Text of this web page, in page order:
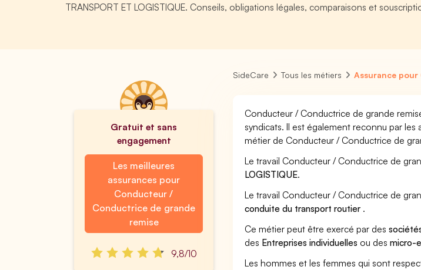
TRANSPORT ET LOGISTIQUE. Conseils, obligations légales, comparaisons et
Gratuit et sans
engagement
Les meilleures
assurances pour
Conducteur /
Conductrice de grande
remise
9,8/10
SideCare Tous les métiers Assurance
Conducteur / Conductrice de grande
syndicats. Il est également reconnu par
métier de Conducteur / Conductrice de
Le travail Conducteur / Conductrice de
LOGISTIQUE.
Le travail Conducteur / Conductrice de
conduite du transport routier .
Ce métier peut être exercé par des
des Entreprises individuelles ou desmicro-
Les hommes et les femmes qui sont